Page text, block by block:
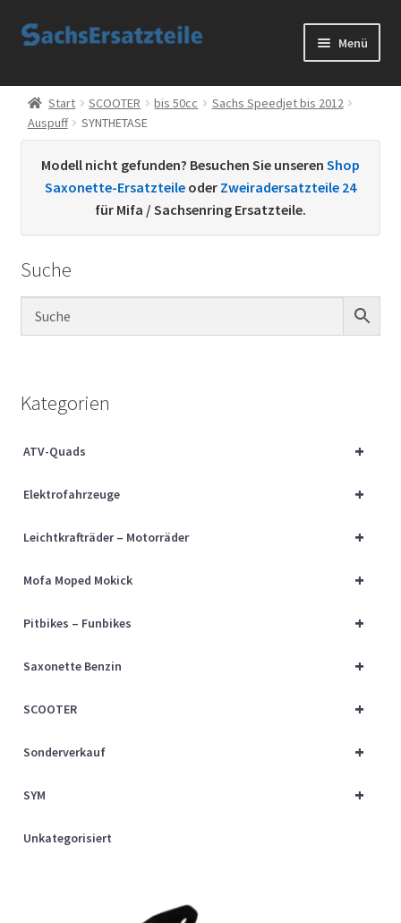
Zur
Zum
Menü
Start
AGB
Datenschutzerklärung
Kontakt
Sachs Ersatzteile
Über uns
Start SCOOTER bis 50cc
Sachs Speedjet bis 2012
Auspuff
SYNTHETASE
Modell nicht gefunden? Besuchen Sie unseren Shop
Saxonette-Ersatzteile oder Zweiradersatzteile 24
für Mifa / Sachsenring Ersatzteile.
Suche
Kategorien
+
ATV-Quads
+
Elektrofahrzeuge
+
Leichtkrafträder – Motorräder
+
Mofa Moped Mokick
+
Pitbikes – Funbikes
+
Saxonette Benzin
+
SCOOTER
+
Sonderverkauf
+
SYM
Unkategorisiert